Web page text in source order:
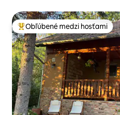
Najobľúbenejšie medzi hosťami
Obľúbené medzi hosťami